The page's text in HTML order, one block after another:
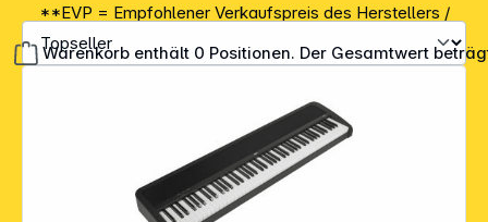
Warenkorb enthält 0 Positionen. Der Gesamtwert
**EVP = Empfohlener Verkaufspreis des Herstellers /
Alle Preise exkl. gesetzl. Mehrwertsteuer zzgl.